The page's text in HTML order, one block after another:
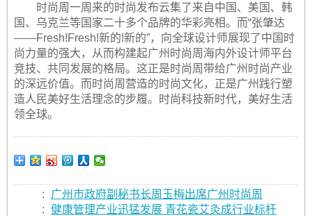
时尚周一周来的时尚发布云集了来自中国、美国、韩
国、乌克兰等国家二十多个品牌的华彩亮相。而“张肇达
——Fresh!Fresh!新的!新的”，向全球设计师展现了中国时
尚力量的强大，从而构建起广州时尚周海内外设计师平台
竞技、共同发展的格局。这正是时尚周带给广州时尚产业
的深远价值。而时尚周营造的时尚文化，正是广州践行塑
造人民美好生活理念的步履。时尚科技新时代，美好生活
领全球。
:
广州市政府副秘书长周玉梅出席广州时尚周
: 健康管理产业迅猛发展 青花瓷艾灸成行业标杆